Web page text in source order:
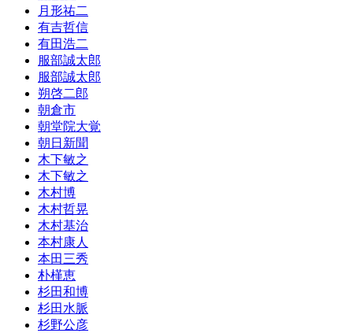
月形祐二
有吉哲信
有田浩二
服部誠太郎
服部誠太郎
朔啓二郎
朝倉市
朝堂院大覚
朝日新聞
木下敏之
木下敏之
木村博
木村哲晃
木村基治
本村康人
本田三秀
朴槿恵
杉田和博
杉田水脈
杉野公彦